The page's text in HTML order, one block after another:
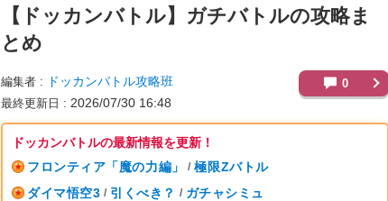
【ドッカンバトル】 ガチバトルの攻略ま
とめ
編集者 ドッカンバトル攻略班
最終更新日 2026/07/30 16:48
0
ドッカンバトルの最新情報を更新！
フロンティア「魔の力編」
/ 極限Zバトル
ダイマ悟空3 / 引くべき？ / ガチャシミュ